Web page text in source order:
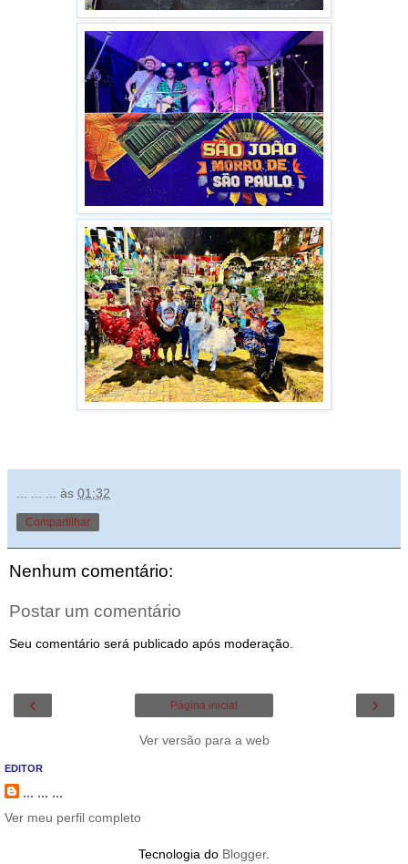
às 01:32
Compartilhar
Nenhum comentário:
Postar um comentário
Seu comentário será publicado após moderação.
‹ ›
Página inicial
Ver versão para a web
EDITOR
... ... ...
Ver meu perfil completo
Tecnologia do Blogger.